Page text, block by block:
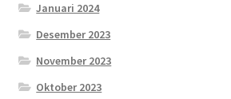
Januari 2024
Desember 2023
November 2023
Oktober 2023